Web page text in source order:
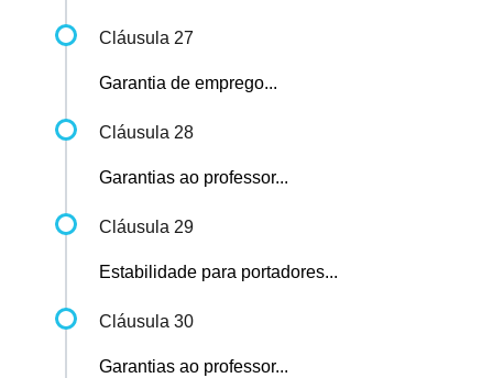
Cláusula 27
Garantia de emprego...
Cláusula 28
Garantias ao professor...
Cláusula 29
Estabilidade para portadores...
Cláusula 30
Garantias ao professor...